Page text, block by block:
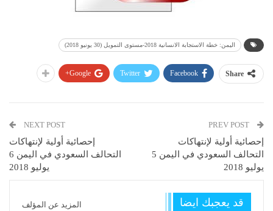
اليمن: خطة الاستجابة الانسانية 2018-مستوى التمويل (30 يونيو 2018)
Share
Facebook
Twitter
Google+
إحصائية أولية لإنتهاكات
التحالف السعودي في اليمن 5
يوليو 2018
NEXT POST
إحصائية أولية لإنتهاكات
التحالف السعودي في اليمن 6
يوليو 2018
قد يعجبك ايضا المزيد عن المؤلف